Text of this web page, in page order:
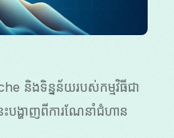
និងទិន្នន័យរបស់កម្មវិធីជា
បង្ហាញពីការណែនាំជំហាន